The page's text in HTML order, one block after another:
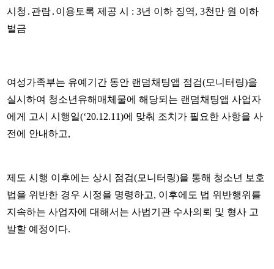
시청․관람․이용토록 제공 시 : 3년 이하 징역, 3천만 원 이하
벌금
여성가족부는 유예기간 동안 랜덤채팅앱 점검(모니터링)을
실시하여 청소년유해매체물에 해당되는 랜덤채팅앱 사업자
에게 고시 시행일(‘20.12.11)에 맞춰 조치가 필요한 사항을 사
전에 안내하고,
제도 시행 이후에는 상시 점검(모니터링)을 통해 청소년 보호
법을 위반한 경우 시정을 명령하고, 이후에도 법 위반행위를
지속하는 사업자에 대해서는 사법기관 수사의뢰 및 형사 고
발할 예정이다.